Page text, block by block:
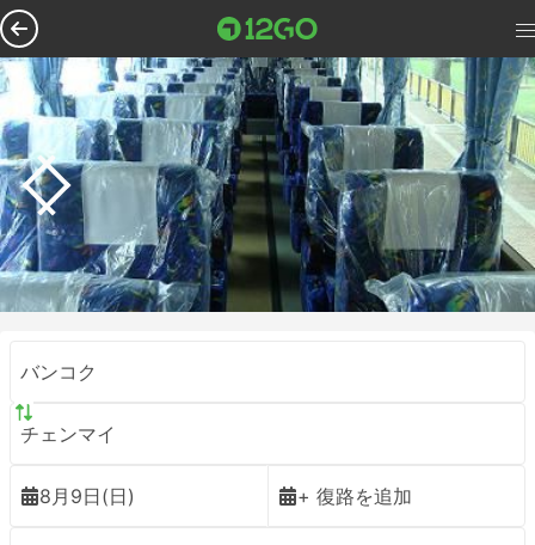
バンコク
チェンマイ
8月9日(日) + 復路を追加